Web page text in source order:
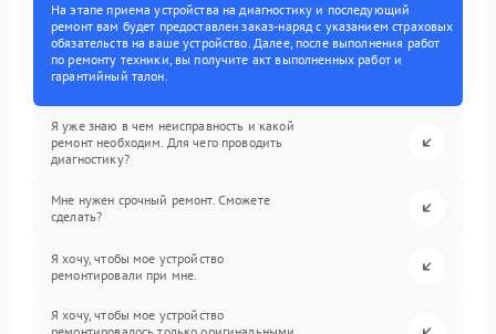
На этапе приема устройства на диагностику и последующий
ремонт вам будет предоставлен заказ-наряд с указанием страховых
обязательств на ваше устройство. Далее, после выполнения работ
по ремонту техники, вы получите акт выполненных работ и
гарантийный талон.
Я уже знаю в чем неисправность и какой
ремонт необходим. Для чего проводить
диагностику?
Мне нужен срочный ремонт. Сможете
сделать?
Я хочу, чтобы мое устройство
ремонтировали при мне.
Я хочу, чтобы мое устройство